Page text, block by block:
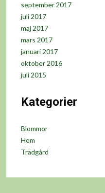
september 2017
juli 2017
maj 2017
mars 2017
januari 2017
oktober 2016
juli 2015
Kategorier
Blommor
Hem
Trädgård